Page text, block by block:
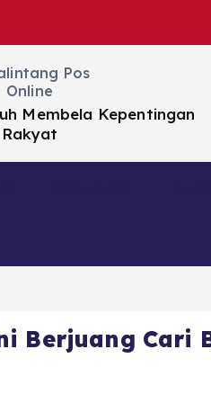
Membela Kepentingan
Rakyat
Berjuang Cari